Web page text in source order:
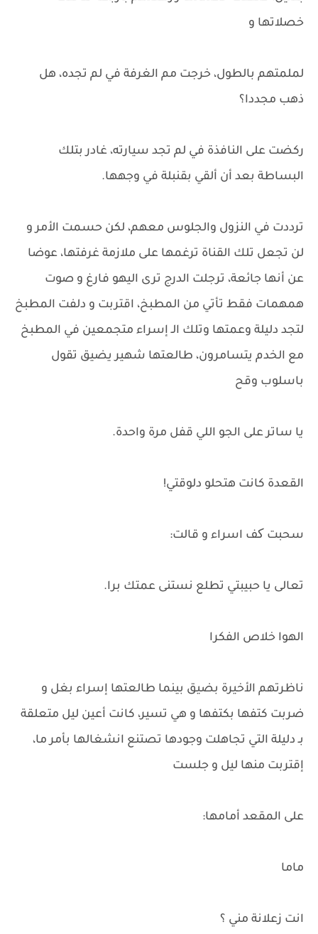
خصلاتها و
لملمتهم بالطول، خرجت مم الغرفة في لم تجده، هل
ذهب مجددا؟
ركضت على النافذة في لم تجد سيارته، غادر بتلك
البساطة بعد أن ألقي بقنبلة في وجهها.
ترددت في النزول والجلوس معهم، لكن حسمت الأمر و
لن تجعل تلك القناة ترغمها على ملازمة غرفتها، عوضا
عن أنها جائعة، ترجلت الدرج ترى اليهو فارغ و صوت
همهمات فقط تأتي من المطبخ، اقتربت و دلفت المطبخ
لتجد دليلة وعمتها وتلك الـ إسراء متجمعين في المطبخ
مع الخدم يتسامرون، طالعتها شهير يضيق تقول
باسلوب وقح
يا ساتر على الجو اللي قفل مرة واحدة.
القعدة كانت هتحلو دلوقتي!
سحبت کف اسراء و قالت:
تعالى يا حبيبتي تطلع نستنى عمتك برا.
الهوا خلاص الفكرا
ناظرتهم الأخيرة بضيق بينما طالعتها إسراء بغل و
ضربت كتفها بكتفها و هي تسير، كانت أعين ليل متعلقة
بـ دليلة التي تجاهلت وجودها تصتنع انشغالها بأمر ما،
إقتربت منها ليل و جلست
على المقعد أمامها:
ماما
انت زعلانة مني ؟